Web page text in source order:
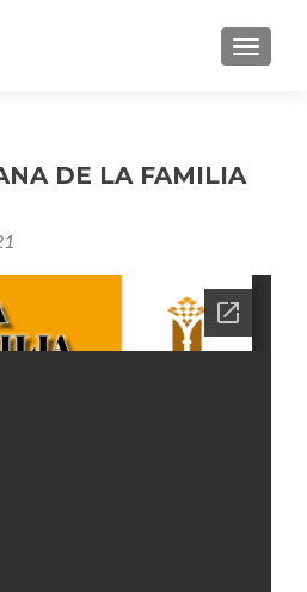
MENU
DE LA FAMILIA